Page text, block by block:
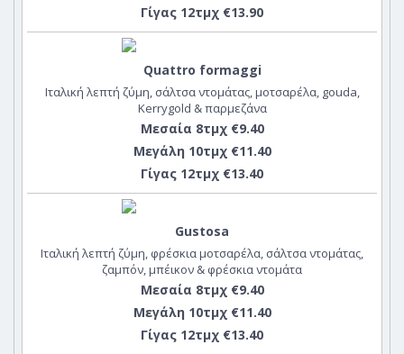
Γίγας 12τμχ €13.90
Quattro formaggi
Ιταλική λεπτή ζύμη, σάλτσα ντομάτας, μοτσαρέλα, gouda,
Kerrygold & παρμεζάνα
Μεσαία 8τμχ €9.40
Μεγάλη 10τμχ €11.40
Γίγας 12τμχ €13.40
Gustosa
Ιταλική λεπτή ζύμη, φρέσκια μοτσαρέλα, σάλτσα ντομάτας,
ζαμπόν, μπέικον & φρέσκια ντομάτα
Μεσαία 8τμχ €9.40
Μεγάλη 10τμχ €11.40
Γίγας 12τμχ €13.40